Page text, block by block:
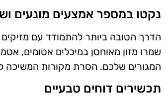
נקטו במספר אמצעים מונעים
הדרך הטובה ביותר להתמודד עם
שמרו מזון מאוחסן במיכלים אטומים,
המגורים שלכם. הסרת מקורות המשיכה
תכשירים דוחים טבעיים